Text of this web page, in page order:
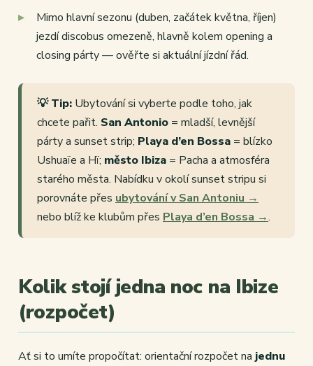
Mimo hlavní sezonu (duben, začátek května, říjen)
jezdí discobus omezeně, hlavně kolem opening a
closing párty — ověřte si aktuální jízdní řád.
💡 Tip: Ubytování si vyberte podle toho, jak
chcete pařit. San Antonio = mladší, levnější
párty a sunset strip; Playa d’en Bossa = blízko
Ushuaïe a Hï; město Ibiza = Pacha a atmosféra
starého města. Nabídku v okolí sunset stripu si
porovnáte přes ubytování v San Antoniu →
nebo blíž ke klubům přes Playa d’en Bossa →.
Kolik stojí jedna noc na Ibize
(rozpočet)
Ať si to umíte propočítat: orientační rozpočet na jednu